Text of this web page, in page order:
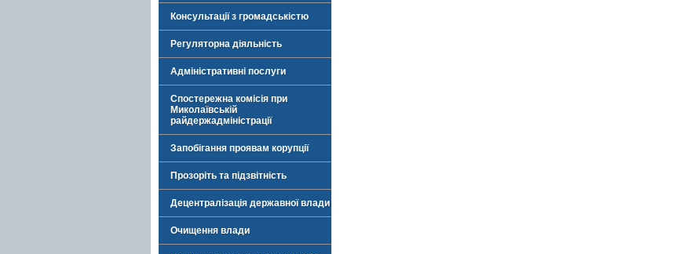
Консультації з громадськістю
Регуляторна діяльність
Адміністративні послуги
Спостережна комісія при
Миколаївській
райдержадміністрації
Запобігання проявам корупції
Прозоріть та підзвітність
Децентралізація державної влади
Очищення влади